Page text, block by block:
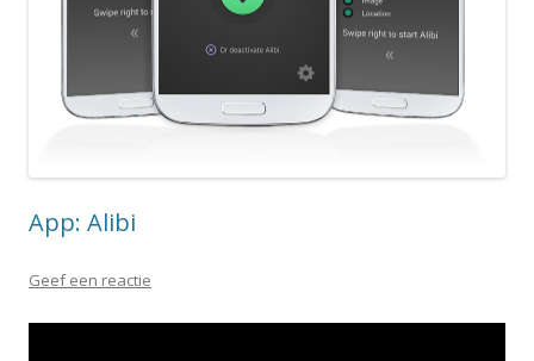
App: Alibi
Geef een reactie